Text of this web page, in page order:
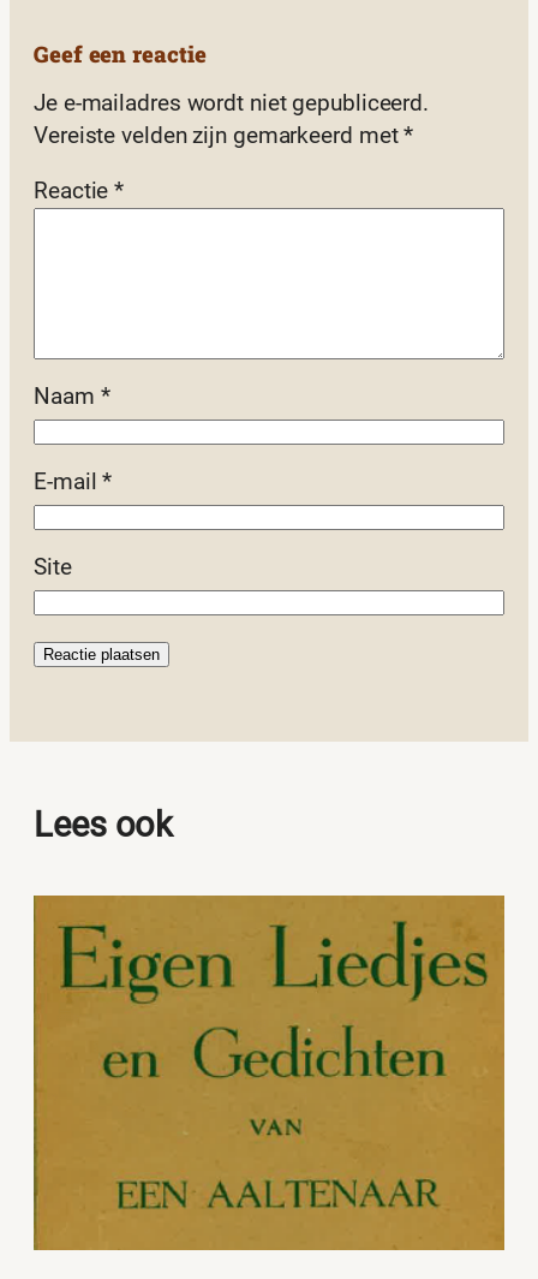
Geef een reactie
Je e-mailadres wordt niet gepubliceerd.
Vereiste velden zijn gemarkeerd met*
Reactie*
Naam *
E-mail*
Site
Lees ook